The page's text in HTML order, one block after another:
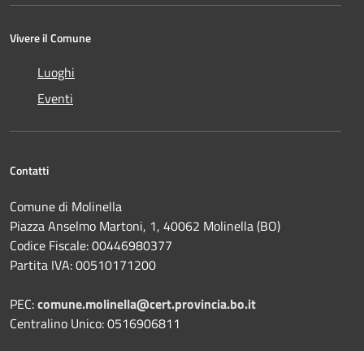
Vivere il Comune
Luoghi
Eventi
Contatti
Comune di Molinella
Piazza Anselmo Martoni, 1, 40062 Molinella (BO)
Codice Fiscale: 00446980377
Partita IVA: 00510171200
PEC:comune.molinella@cert.provincia.bo.it
Centralino Unico: 0516906811